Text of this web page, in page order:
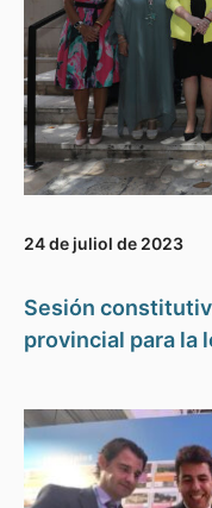
24 de juliol de 2023
Sesión
provincial para la